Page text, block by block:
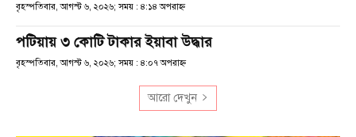
বৃহস্পতিবার, আগস্ট ৬, ২০২৬; সময় : ৪:১৪ অপরাহ্ণ
পটিয়ায় ৩ কোটি টাকার ইয়াবা উদ্ধার
বৃহস্পতিবার, আগস্ট ৬, ২০২৬; সময় : ৪:০৭ অপরাহ্ণ
আরো দেখুন